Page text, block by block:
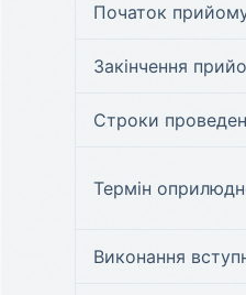
Початок
Закінчення
Строки
Термін
Виконання